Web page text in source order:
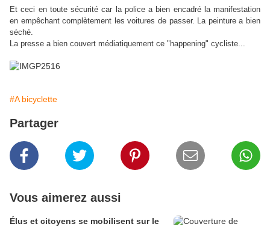
Et ceci en toute sécurité car la police a bien encadré la manifestation
en empêchant complètement les voitures de passer. La peinture a bien
séché.
La presse a bien couvert médiatiquement ce "happening" cycliste...
#A bicyclette
Partager
Vous aimerez aussi
Élus et citoyens se mobilisent sur le